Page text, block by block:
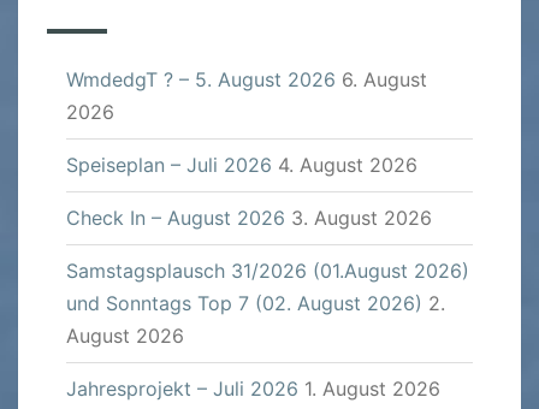
WmdedgT ? – 5. August 2026 6. August
2026
Speiseplan – Juli 2026 4. August 2026
Check In – August 2026 3. August 2026
Samstagsplausch 31/2026 (01.August 2026)
und Sonntags Top 7 (02. August 2026) 2.
August 2026
Jahresprojekt – Juli 2026 1. August 2026